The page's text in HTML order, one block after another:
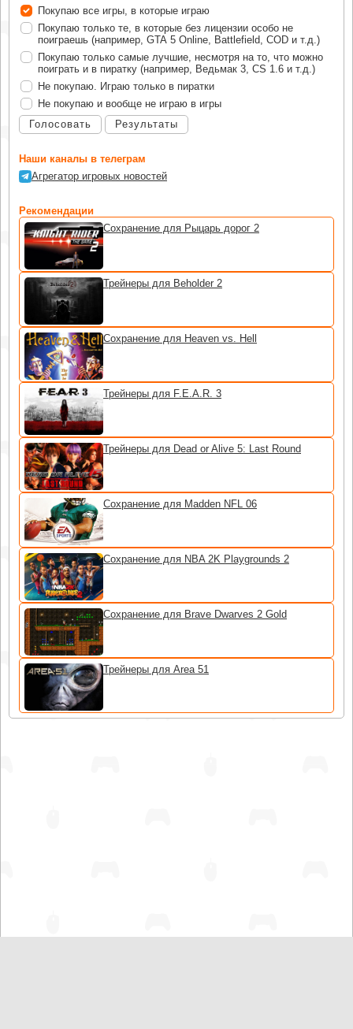
Покупаю все игры, в которые играю
Покупаю только те, в которые без лицензии особо не
поиграешь (например, GTA 5 Online, Battlefield, COD и т.д.)
Покупаю только самые лучшие, несмотря на то, что можно
поиграть и в пиратку (например, Ведьмак 3, CS 1.6 и т.д.)
Не покупаю. Играю только в пиратки
Не покупаю и вообще не играю в игры
Голосовать
Результаты
Наши каналы в телеграм
Агрегатор игровых новостей
Рекомендации
Сохранение для Рыцарь дорог 2
Трейнеры для Beholder 2
Сохранение для Heaven vs. Hell
Трейнеры для F.E.A.R. 3
Трейнеры для Dead or Alive 5: Last Round
Сохранение для Madden NFL 06
Сохранение для NBA 2K Playgrounds 2
Сохранение для Brave Dwarves 2 Gold
Трейнеры для Area 51